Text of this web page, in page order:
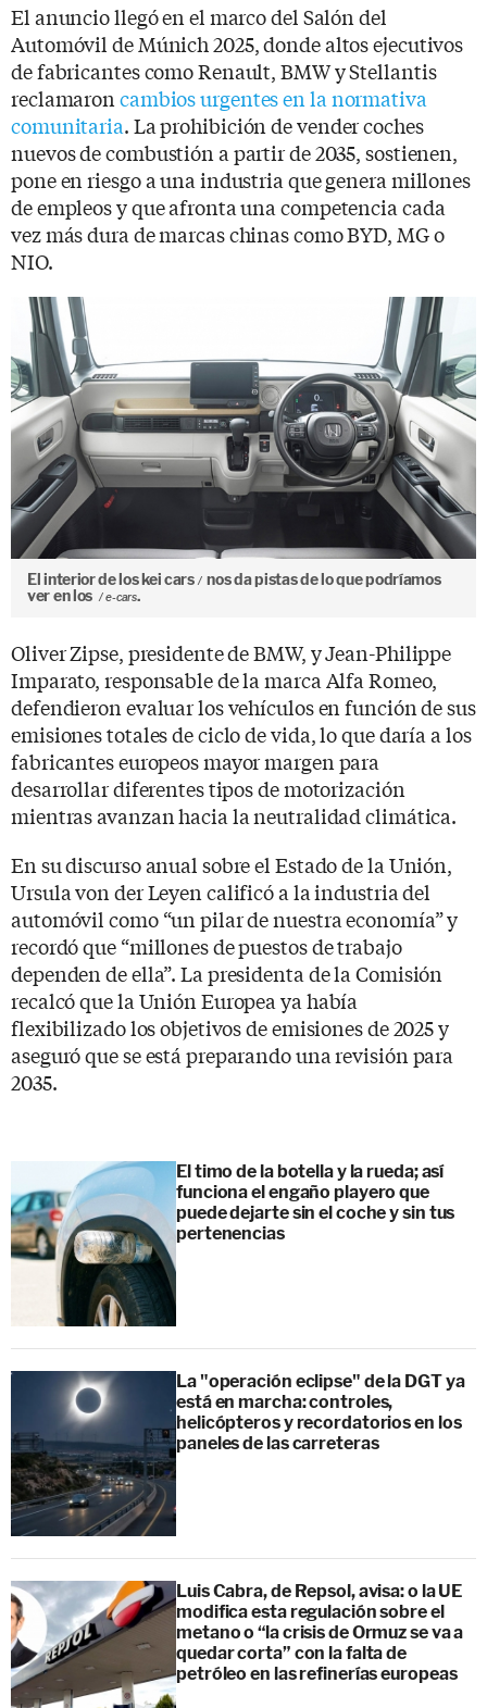
El anuncio llegó en el marco del Salón del
Automóvil de Múnich 2025, donde altos ejecutivos
de fabricantes como Renault, BMW y Stellantis
reclamaroncambios urgentes en la normativa
comunitaria. La prohibición de vender coches
nuevos de combustión a partir de 2035, sostienen,
pone en riesgo a una industria que genera millones
de empleos y que afronta una competencia cada
vez más dura de marcas chinas como BYD, MG o
NIO.
El interior de los kei cars
nos da pistas de lo que podríamos
ver en los
e-cars.
Oliver Zipse, presidente de BMW, y Jean-Philippe
Imparato, responsable de la marca Alfa Romeo,
defendieron evaluar los vehículos en función de sus
emisiones totales de ciclo de vida, lo que daría a los
fabricantes europeos mayor margen para
desarrollar diferentes tipos de motorización
mientras avanzan hacia la neutralidad climática.
En su discurso anual sobre el Estado de la Unión,
Ursula von der Leyen calificó a la industria del
automóvil como “un pilar de nuestra economía” y
recordó que “millones de puestos de trabajo
dependen de ella”. La presidenta de la Comisión
recalcó que la Unión Europea ya había
flexibilizado los objetivos de emisiones de 2025 y
aseguró que se está preparando una revisión para
2035.
El timo de la botella y la rueda; así
funciona el engaño playero que
puede dejarte sin el coche y sin tus
pertenencias
La "operación eclipse" de la DGT ya
está en marcha: controles,
helicópteros y recordatorios en los
paneles de las carreteras
Luis Cabra, de Repsol, avisa: o la UE
modifica esta regulación sobre el
metano o “la crisis de Ormuz se va a
quedar corta” con la falta de
petróleo en las refinerías europeas